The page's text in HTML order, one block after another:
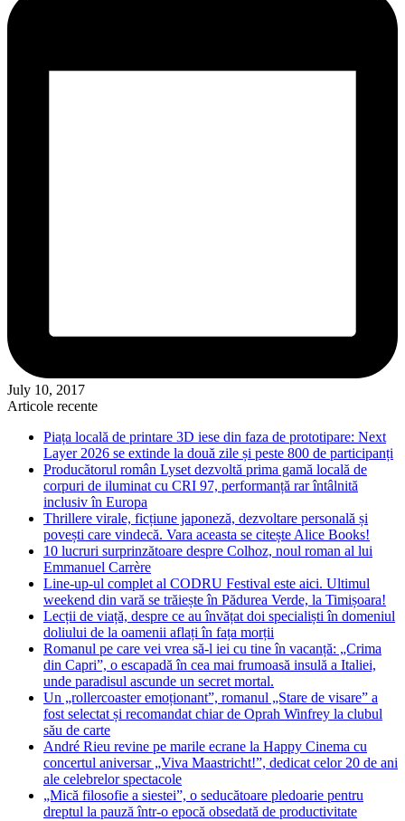
July 10, 2017
Articole recente
Piața locală de printare 3D iese din faza de prototipare: Next
Layer 2026 se extinde la două zile și peste 800 de participanți
Producătorul român Lyset dezvoltă prima gamă locală de
corpuri de iluminat cu CRI 97, performanță rar întâlnită
inclusiv în Europa
Thrillere virale, ficțiune japoneză, dezvoltare personală și
povești care vindecă. Vara aceasta se citește Alice Books!
10 lucruri surprinzătoare despre Colhoz, noul roman al lui
Emmanuel Carrère
Line-up-ul complet al CODRU Festival este aici. Ultimul
weekend din vară se trăiește în Pădurea Verde, la Timișoara!
Lecții de viață, despre ce au învățat doi specialiști în domeniul
doliului de la oamenii aflați în fața morții
Romanul pe care vei vrea să-l iei cu tine în vacanță: „Crima
din Capri”, o escapadă în cea mai frumoasă insulă a Italiei,
unde paradisul ascunde un secret mortal.
Un „rollercoaster emoționant”, romanul „Stare de visare” a
fost selectat și recomandat chiar de Oprah Winfrey la clubul
său de carte
André Rieu revine pe marile ecrane la Happy Cinema cu
concertul aniversar „Viva Maastricht!”, dedicat celor 20 de ani
ale celebrelor spectacole
„Mică filosofie a siestei”, o seducătoare pledoarie pentru
dreptul la pauză într-o epocă obsedată de productivitate